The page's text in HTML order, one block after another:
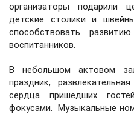
организаторы подарили
детские столики и
способствовать
воспитанников.
В небольшом актовом
праздник,
сердца пришедших
фокусами. Музыкальные